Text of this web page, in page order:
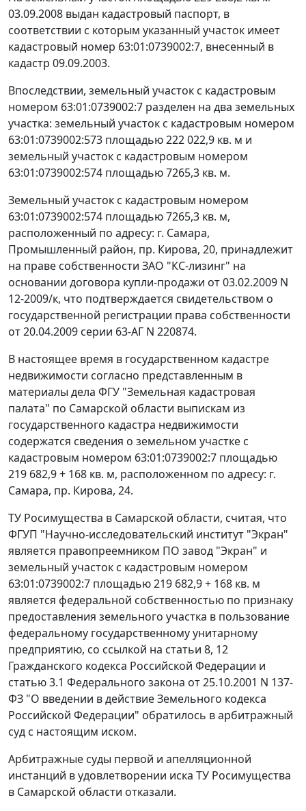
03.09.2008 выдан кадастровый паспорт, в
соответствии с которым указанный участок имеет
кадастровый номер 63:01:0739002:7, внесенный в
кадастр 09.09.2003.
Впоследствии, земельный участок с кадастровым
номером 63:01:0739002:7 разделен на два земельных
участка: земельный участок с кадастровым номером
63:01:0739002:573 площадью 222 022,9 кв. м и
земельный участок с кадастровым номером
63:01:0739002:574 площадью 7265,3 кв. м.
Земельный участок с кадастровым номером
63:01:0739002:574 площадью 7265,3 кв. м,
расположенный по адресу: г. Самара,
Промышленный район, пр. Кирова, 20, принадлежит
на праве собственности ЗАО "КС-лизинг" на
основании договора купли-продажи от 03.02.2009 N
12-2009/к, что подтверждается свидетельством о
государственной регистрации права собственности
от 20.04.2009 серии 63-АГ N 220874.
В настоящее время в государственном кадастре
недвижимости согласно представленным в
материалы дела ФГУ "Земельная кадастровая
палата" по Самарской области выпискам из
государственного кадастра недвижимости
содержатся сведения о земельном участке с
кадастровым номером 63:01:0739002:7 площадью
219 682,9 + 168 кв. м, расположенном по адресу: г.
Самара, пр. Кирова, 24.
ТУ Росимущества в Самарской области, считая, что
ФГУП "Научно-исследовательский институт "Экран"
является правопреемником ПО завод "Экран" и
земельный участок с кадастровым номером
63:01:0739002:7 площадью 219 682,9 + 168 кв. м
является федеральной собственностью по признаку
предоставления земельного участка в пользование
федеральному государственному унитарному
предприятию, со ссылкой на статьи 8, 12
Гражданского кодекса Российской Федерации и
статью 3.1 Федерального закона от 25.10.2001 N 137-
ФЗ "О введении в действие Земельного кодекса
Российской Федерации" обратилось в арбитражный
суд с настоящим иском.
Арбитражные суды первой и апелляционной
инстанций в удовлетворении иска ТУ Росимущества
в Самарской области отказали.